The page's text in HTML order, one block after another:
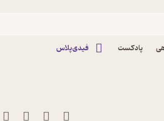
پادکست فیدی‌پلاس
و هوش مصنوعی